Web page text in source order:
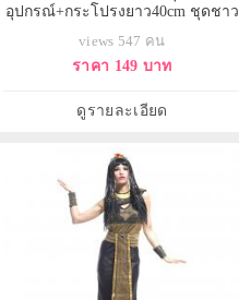
อุปกรณ์+กระโปรงยาว40cm ชุดชาว
กระโปรงเชือกฟาง กระโปรงเต้น
ฮาวาย
views 547 คน
ราคา 149 บาท
ดูรายละเอียด